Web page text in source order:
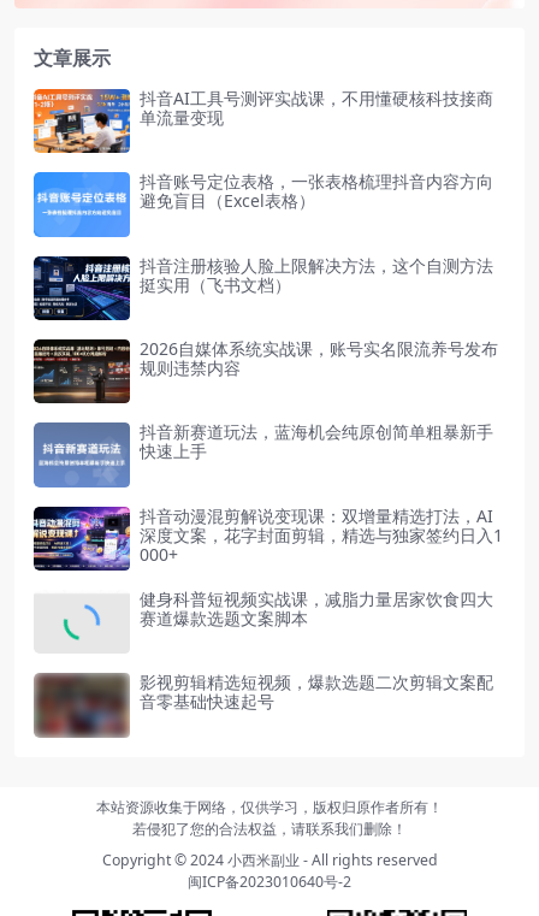
文章展示
抖音AI工具号测评实战课，不用懂硬核科技接商
单流量变现
抖音账号定位表格，一张表格梳理抖音内容方向
避免盲目（Excel表格）
抖音注册核验人脸上限解决方法，这个自测方法
挺实用（飞书文档）
2026自媒体系统实战课，账号实名限流养号发布
规则违禁内容
抖音新赛道玩法，蓝海机会纯原创简单粗暴新手
快速上手
抖音动漫混剪解说变现课：双增量精选打法，AI
深度文案，花字封面剪辑，精选与独家签约日入1
000+
健身科普短视频实战课，减脂力量居家饮食四大
赛道爆款选题文案脚本
影视剪辑精选短视频，爆款选题二次剪辑文案配
音零基础快速起号
本站资源收集于网络，仅供学习，版权归原作者所有！
若侵犯了您的合法权益，请联系我们删除！
Copyright © 2024小西米副业 - All rights reserved
闽ICP备2023010640号-2